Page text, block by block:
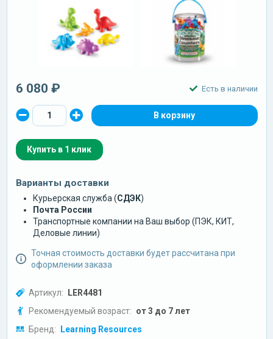
6 080 ₽ Есть в наличии
Купить в 1 клик
Варианты доставки
Курьерская служба (СДЭК)
Почта России
Транспортные компании на Ваш выбор (ПЭК, КИТ,
Деловые линии)
Точная стоимость доставки будет рассчитана при
оформлении заказа
Артикул: LER4481
Рекомендуемый возраст: от 3 до 7 лет
Бренд: Learning Resources